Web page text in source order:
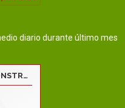
diario durante último mes